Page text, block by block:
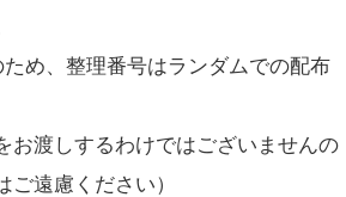
め、整理番号はランダムでの配布
お渡しするわけではございませんの
遠慮ください）